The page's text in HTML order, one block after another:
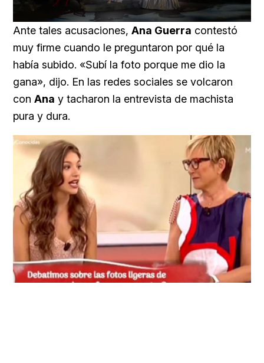
Unmute Loaded:
25.99%
Ante tales acusaciones, Ana Guerra contestó
muy firme cuando le preguntaron por qué la
había subido. «Subí la foto porque me dio la
gana», dijo. En las redes sociales se volcaron
con Ana y tacharon la entrevista de machista
pura y dura.